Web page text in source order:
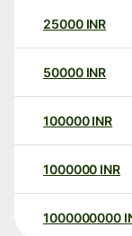
25000 INR
50000 INR
100000 INR
1000000 INR
1000000000